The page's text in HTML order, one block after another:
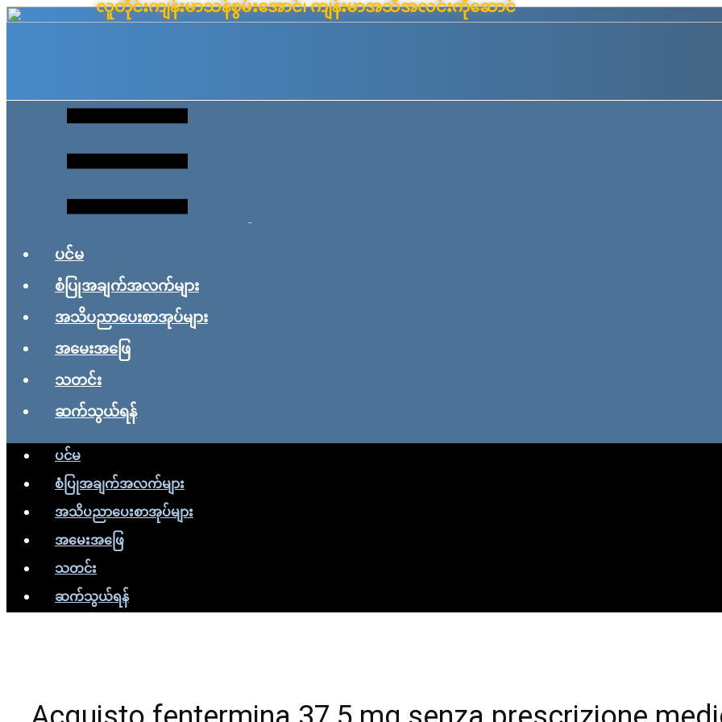
Skip
လူတိုင်းကျန်းမာသန်စွမ်းအောင်၊ ကျန်းမာအသိအလင်းကိုဆောင်
ပင်မ
စံပြုအချက်အလက်များ
အသိပညာပေးစာအုပ်များ
အမေးအဖြေ
သတင်း
ဆက်သွယ်ရန်
ပင်မ
စံပြုအချက်အလက်များ
အသိပညာပေးစာအုပ်များ
အမေးအဖြေ
သတင်း
ဆက်သွယ်ရန်